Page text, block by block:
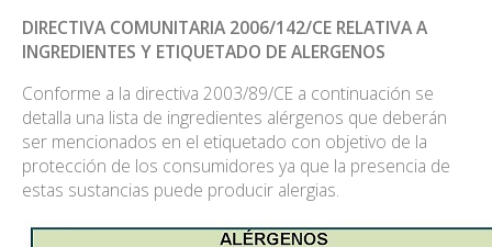
DIRECTIVA COMUNITARIA 2006/142/CE RELATIVA A
INGREDIENTES Y ETIQUETADO DE ALERGENOS
Conforme a la directiva 2003/89/CE a continuación se
detalla una lista de ingredientes alérgenos que deberán
ser mencionados en el etiquetado con objetivo de la
protección de los consumidores ya que la presencia de
estas sustancias puede producir alergias.